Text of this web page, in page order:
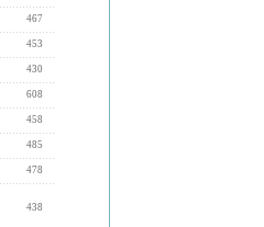
467
453
430
608
458
485
478
438